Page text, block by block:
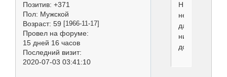
Позитив: +371
Пол: Мужской
Возраст: 59 [1966-11-17]
Провел на форуме:
15 дней 16 часов
Последний визит:
2020-07-03 03:41:10
НИКОГДА
не
даю
никаких
добавок.